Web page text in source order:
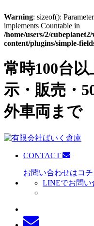
Warning: sizeof():
implements Countable in
/home/users/2/
content/plugins/simple-
常時100台
示・販売・
外車両まで
CONTACT
お問い合わせはコ
LINEでお問い